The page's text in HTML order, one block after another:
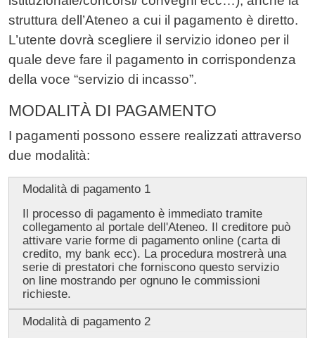
struttura dell’Ateneo a cui il pagamento è diretto.
L’utente dovrà scegliere il servizio idoneo per il
quale deve fare il pagamento in corrispondenza
della voce “servizio di incasso”.
MODALITÀ DI PAGAMENTO
I pagamenti possono essere realizzati attraverso
due modalità:
Modalità di pagamento 1
Il processo di pagamento è immediato tramite
collegamento al portale dell'Ateneo. Il creditore può
attivare varie forme di pagamento online (carta di
credito, my bank ecc). La procedura mostrerà una
serie di prestatori che forniscono questo servizio
on line mostrando per ognuno le commissioni
richieste.
Modalità di pagamento 2